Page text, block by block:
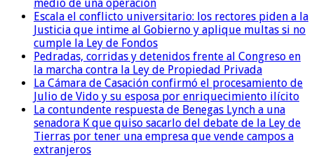
medio de una operación
Escala el conflicto universitario: los rectores piden a la
Justicia que intime al Gobierno y aplique multas si no
cumple la Ley de Fondos
Pedradas, corridas y detenidos frente al Congreso en
la marcha contra la Ley de Propiedad Privada
La Cámara de Casación confirmó el procesamiento de
Julio de Vido y su esposa por enriquecimiento ilícito
La contundente respuesta de Benegas Lynch a una
senadora K que quiso sacarlo del debate de la Ley de
Tierras por tener una empresa que vende campos a
extranjeros